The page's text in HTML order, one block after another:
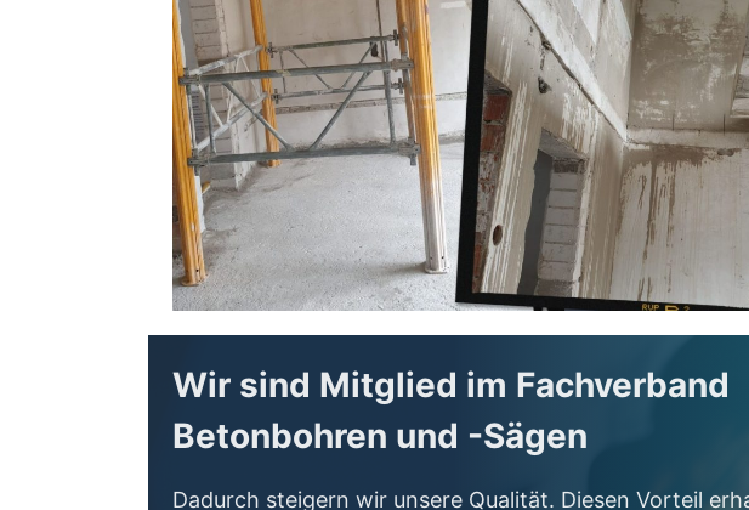
Wir sind Mitglied im Fachverband
Betonbohren und -Sägen
Dadurch steigern wir unsere Qualität. Diesen Vorteil